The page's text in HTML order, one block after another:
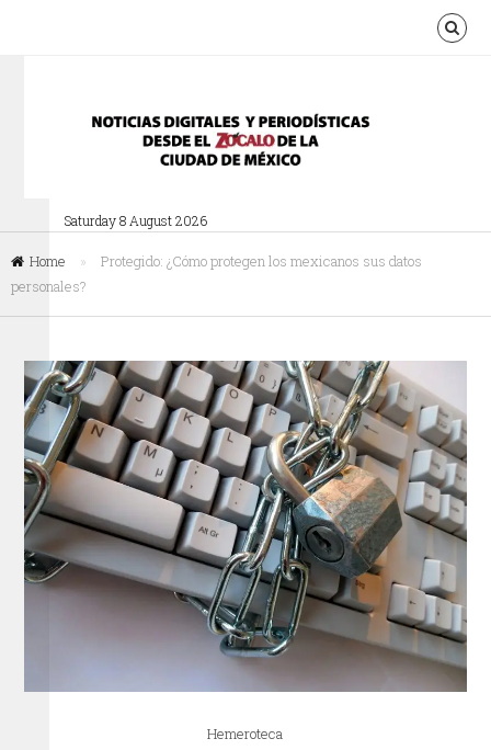
Saturday 8 August 2026
Home »
Protegido: ¿Cómo protegen los mexicanos sus datos
personales?
Hemeroteca